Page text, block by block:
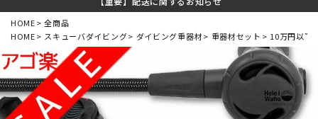
HOME
全商品
HOME
スキューバダイビング ダイビング重器材 重器材セット 10万円以下